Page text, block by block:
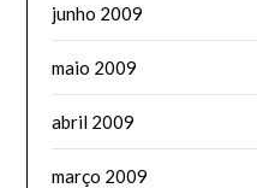
junho 2009
maio 2009
abril 2009
março 2009